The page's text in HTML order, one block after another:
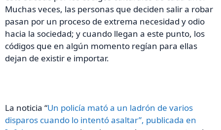
Muchas veces, las personas que deciden salir a robar
pasan por un proceso de extrema necesidad y odio
hacia la sociedad; y cuando llegan a este punto, los
códigos que en algún momento regían para ellas
dejan de existir e importar.
La noticia “Un policía mató a un ladrón de varios
disparos cuando lo intentó asaltar”, publicada en